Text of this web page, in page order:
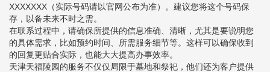
XXXXXXX（实际号码请以官网公布为准）。建议您将这个号码保
存，以备未来不时之需。
在联系过程中，请确保所提供的信息准确、清晰，尤其是要说明您
的具体需求，比如预约时间、所需服务细节等。这样可以确保收到
的回复更贴合实际，也能大大提高办事效率。
天津天福陵园的服务不仅仅局限于墓地和祭祀，他们还为客户提供